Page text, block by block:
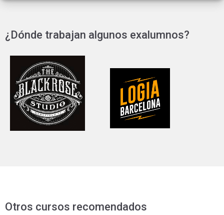
¿Dónde trabajan algunos exalumnos?
Otros cursos recomendados